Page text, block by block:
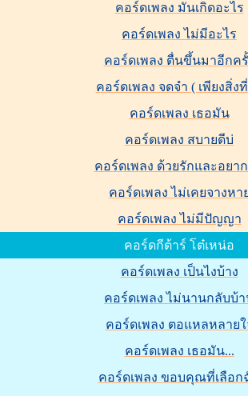
คอร์ดเพลง มันเกิดอะไร
คอร์ดเพลง ไม่มีอะไร
คอร์ดเพลง ตื่นขึ้นมาอีกค
คอร์ดเพลง จดจำ ( เพียงสิ่ง
คอร์ดเพลง เธอมัน
คอร์ดเพลง สบายดีบ่
คอร์ดเพลง ด้วยรักและอยา
คอร์ดเพลง ไม่เคยจางหา
คอร์ดเพลง ไม่มีปัญญา
คอร์ดกีต้าร์ โต๋เหน่อ
คอร์ดเพลง เป็นไงบ้าง
คอร์ดเพลง ไม่นานกลับบ้
คอร์ดเพลง ตอแหลหลายใ
คอร์ดเพลง เธอมัน...
คอร์ดเพลง ขอบคุณที่เลือก